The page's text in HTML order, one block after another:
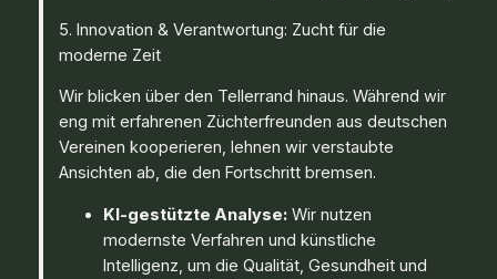
5. Innovation & Verantwortung: Zucht für die
moderne Zeit
Wir blicken über den Tellerrand hinaus. Während wir
eng mit erfahrenen Züchterfreunden aus deutschen
Vereinen kooperieren, lehnen wir verstaubte
Ansichten ab, die den Fortschritt bremsen.
KI-gestützte Analyse: Wir nutzen
modernste Verfahren und künstliche
Intelligenz, um die Qualität, Gesundheit und